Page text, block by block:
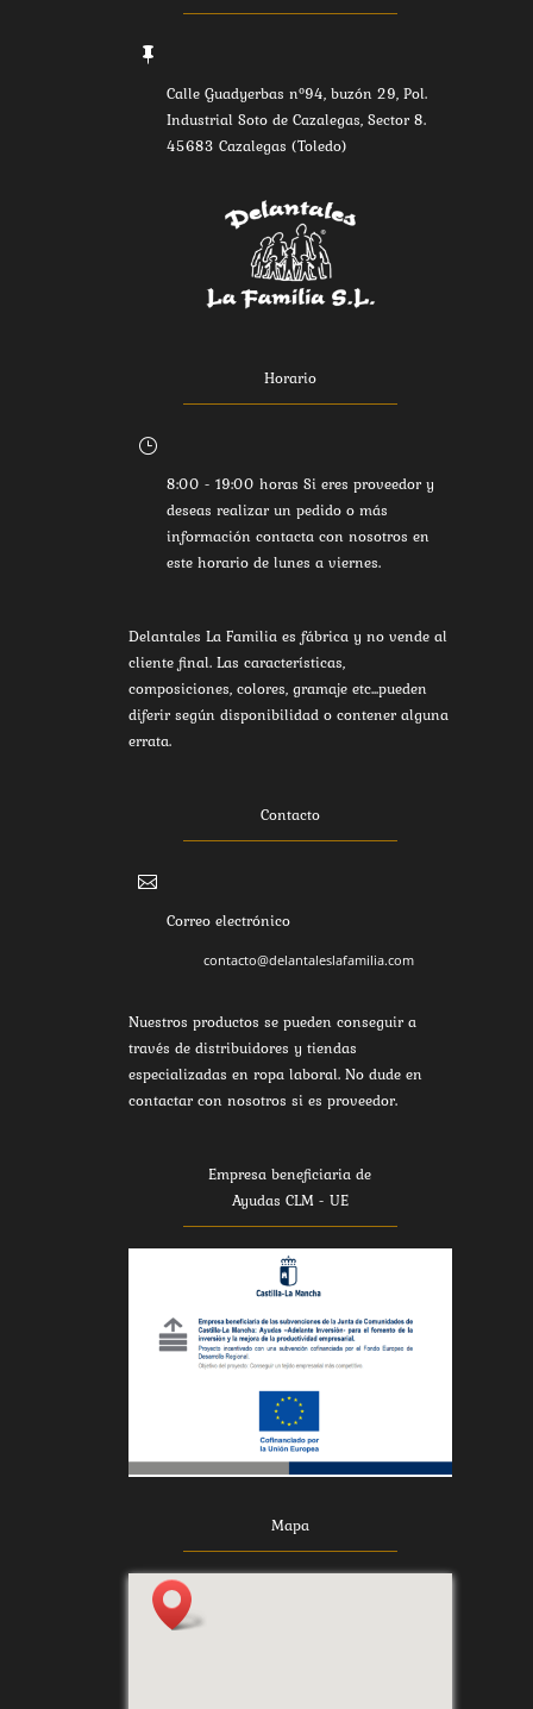

Calle Guadyerbas nº94, buzón 29, Pol.
Industrial Soto de Cazalegas, Sector 8.
45683 Cazalegas (Toledo)
Horario
}
8:00 - 19:00 horas Si eres proveedor y
deseas realizar un pedido o más
información contacta con nosotros en
este horario de lunes a viernes.
Delantales La Familia es fábrica y no vende al
cliente final. Las características,
composiciones, colores, gramaje etc...pueden
diferir según disponibilidad o contener alguna
errata.
Contacto

Correo electrónico
contacto@delantaleslafamilia.com
Nuestros productos se pueden conseguir a
través de distribuidores y tiendas
especializadas en ropa laboral. No dude en
contactar con nosotros si es proveedor.
Empresa beneficiaria de
Ayudas CLM - UE
Mapa